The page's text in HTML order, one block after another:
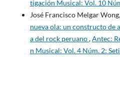
tigación Musical: Vol. 10
José Francisco Melgar Wong,
nueva ola: un constructo
a del rock peruano,Antec:
n Musical: Vol. 4 Núm. 2: